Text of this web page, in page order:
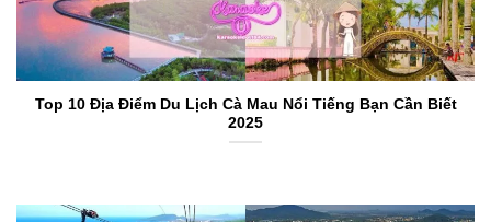
Top 10 Địa Điểm Du Lịch Cà Mau Nổi Tiếng Bạn Cần Biết
2025